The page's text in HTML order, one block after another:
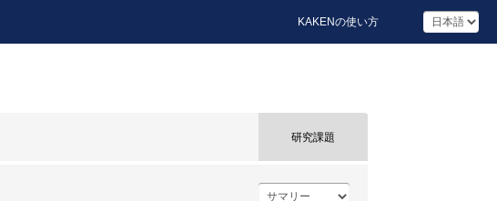
KAKENの使い方
研究課題